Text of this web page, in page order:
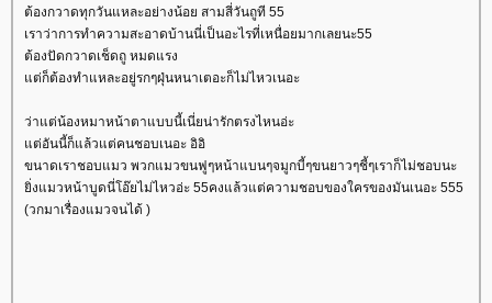
ต้องกวาดทุกวันแหละอย่างน้อย สามสี่วันถูที 55
เราว่าการทำความสะอาดบ้านนี่เป็นอะไรที่เหนื่อยมากเลยนะ55
ต้องปัดกวาดเช็ดถู หมดแรง
ต่ก็ต้องทำแหละอยู่รกๆฝุ่นหนาเตอะก็ไม่ไหวเนอะ
ว่าแต่น้องหมาหน้าตาแบบนี้เนี่ยน่ารักตรงไหนอ่ะ
ต่อันนี้ก็แล้วแต่คนชอบเนอะ อิอิ
ขนาดเราชอบแมว พวกแมวขนฟูๆหน้าแบนๆจมูกบี้ๆขนยาวๆชี้ๆเราก็ไม่ชอบนะ
ิ่งแมวหน้าบูดนี่โอ๊ยไม่ไหวอ่ะ 55คงแล้วแต่ความชอบของใครของมันเนอะ 555
(วกมาเรื่องแมวจนได้ )